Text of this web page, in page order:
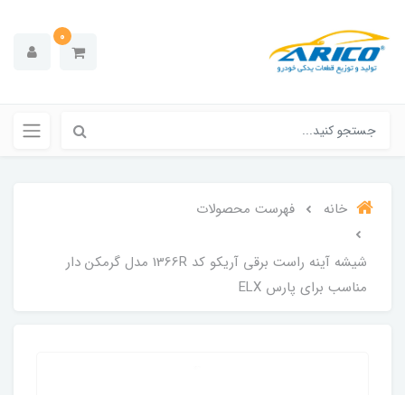
0
خانه فهرست محصولات
شیشه آینه راست برقی آریکو کد 1366R مدل گرمکن دار
مناسب برای پارس ELX